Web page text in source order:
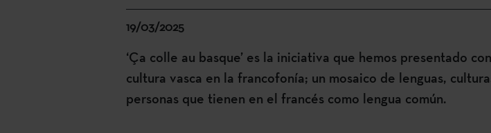
19/03/2025
‘Ça colle au basque’ es la iniciativa que hemos presentado
cultura vasca en la francofonía; un mosaico de lenguas,
personas que tienen en el francés como lengua común.